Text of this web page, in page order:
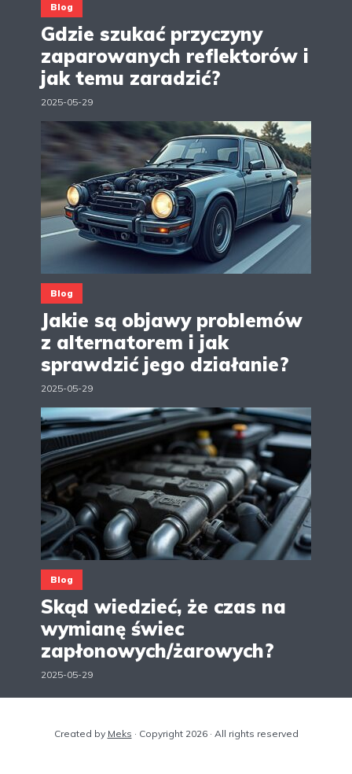
Blog
Gdzie szukać przyczyny
zaparowanych reflektorów i
jak temu zaradzić?
2025-05-29
Blog
Jakie są objawy problemów
z alternatorem i jak
sprawdzić jego działanie?
2025-05-29
Blog
Skąd wiedzieć, że czas na
wymianę świec
zapłonowych/żarowych?
2025-05-29
Created by Meks · Copyright 2026 · All rights reserved